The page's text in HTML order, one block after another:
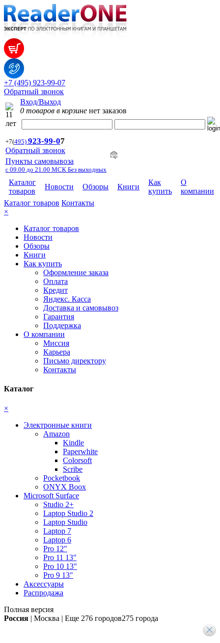
+7 (495) 923-99-07
Обратный звонок
Вход/Выход
0 товаров в корзине нет заказов
+7(495) 923-99-07
Обратный звонок
Пункты самовывоза
с 09.00 до 21.00 МСК Без выходных
Каталог
товаров
Новости Обзоры Книги
Как
купить
О
компании
Каталог товаров Контакты
×
Каталог товаров
Новости
Обзоры
Книги
Как купить
Оформление заказа
Оплата
Кредит
Яндекс. Касса
Доставка и самовывоз
Гарантия
Поддержка
О компании
Миссия
Карьера
Письмо директору
Контакты
Каталог
×
Электронные книги
Amazon
Kindle
Paperwhite
Colorsoft
Scribe
Pocketbook
ONYX Boox
Microsoft Surface
Studio 2+
Laptop Studio 2
Laptop Studio
Laptop 7
Laptop 6
Pro 12"
Pro 11 13"
Pro 10 13"
Pro 9 13"
Аксессуары
Распродажа
Полная версия
Россия | Москва | Еще 276 городов275 города